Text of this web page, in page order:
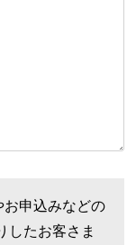
お申込みなどの
したお客さま